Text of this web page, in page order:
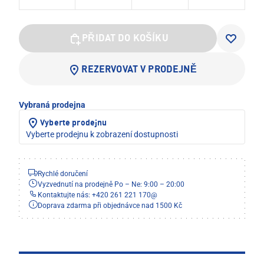
PŘIDAT DO KOŠÍKU
REZERVOVAT V PRODEJNĚ
Vybraná prodejna
Vyberte prodejnu
Vyberte prodejnu k zobrazení dostupnosti
Rychlé doručení
Vyzvednutí na prodejně Po – Ne: 9:00 – 20:00
Kontaktujte nás: +420 261 221 170@
Doprava zdarma při objednávce nad 1500 Kč